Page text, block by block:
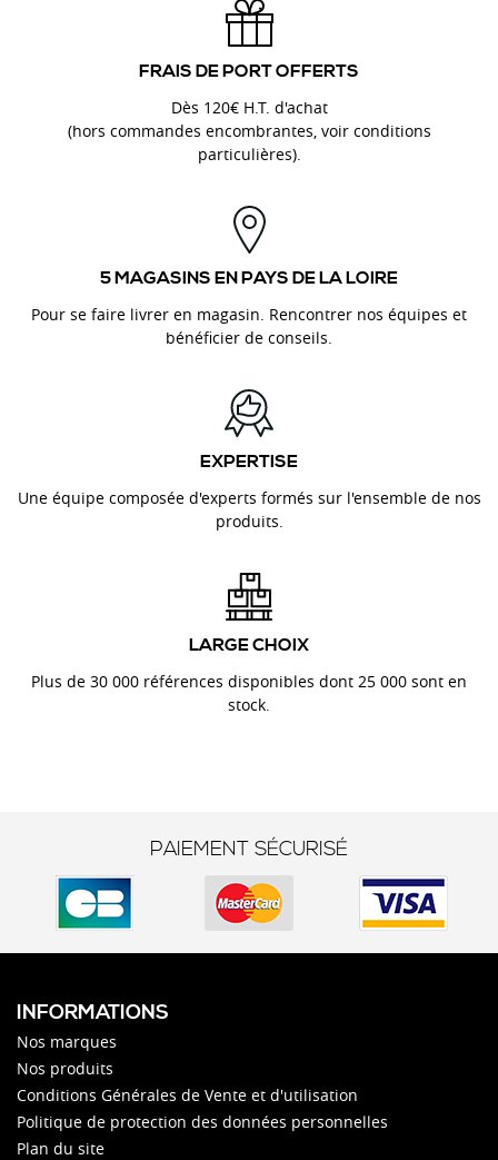
FRAIS DE PORT OFFERTS
Dès 120€ H.T. d'achat
(hors commandes encombrantes, voir conditions
particulières).
5 MAGASINS EN PAYS DE LA LOIRE
Pour se faire livrer en magasin. Rencontrer nos équipes et
bénéficier de conseils.
EXPERTISE
Une équipe composée d'experts formés sur l'ensemble de nos
produits.
LARGE CHOIX
Plus de 30 000 références disponibles dont 25 000 sont en
stock.
PAIEMENT SÉCURISÉ
INFORMATIONS
Nos marques
Nos produits
Conditions Générales de Vente et d'utilisation
Politique de protection des données personnelles
Plan du site